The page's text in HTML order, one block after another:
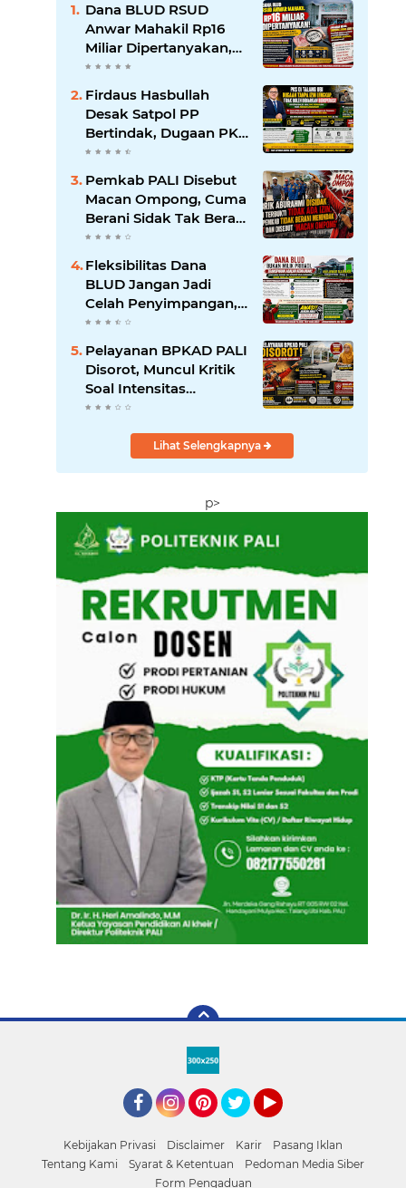
Dana BLUD RSUD
Anwar Mahakil Rp16
Miliar Dipertanyakan,
Publik Desak
Transparansi dan
Pengawasan
Diperketat
Firdaus Hasbullah
Desak Satpol PP
Bertindak, Dugaan PKS
Tanpa Izin Lengkap di
Talang Ubi Tak Boleh
Dibiarkan Beroperasi
Pemkab PALI Disebut
Macan Ompong, Cuma
Berani Sidak Tak Berani
Menindak Perusahaan
Tak Berizin
Fleksibilitas Dana
BLUD Jangan Jadi
Celah Penyimpangan,
RSUD Anwar Mahakil
Dituntut Transparan.
Pelayanan BPKAD PALI
Disorot, Muncul Kritik
Soal Intensitas
Perjalanan Dinas
Pemerhati MintaLihat Selengkapnya
p>
Kebijakan Privasi Disclaimer Karir
Pasang Iklan
Tentang Kami
Syarat & Ketentuan
Pedoman Media Siber
Form Pengaduan